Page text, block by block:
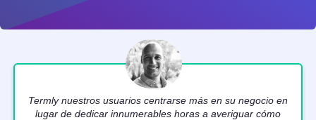
Termly nuestros usuarios centrarse más en su negocio en
lugar de dedicar innumerables horas a averiguar cómo